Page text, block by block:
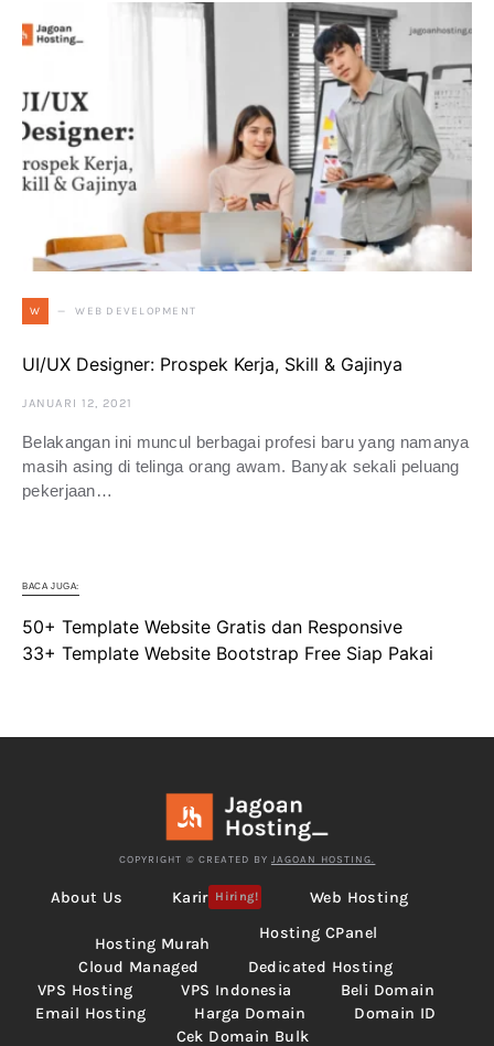
W WEB DEVELOPMENT
UI/UX Designer: Prospek Kerja, Skill & Gajinya
JANUARI 12, 2021
Belakangan ini muncul berbagai profesi baru yang namanya
masih asing di telinga orang awam. Banyak sekali peluang
pekerjaan…
BACA JUGA:
50+ Template Website Gratis dan Responsive
33+ Template Website Bootstrap Free Siap Pakai
COPYRIGHT © CREATED BY JAGOAN HOSTING.
About Us Karir Hiring! Web Hosting
Hosting Murah
Hosting CPanel
Cloud Managed
Dedicated Hosting
VPS Hosting
VPS Indonesia
Beli Domain
Email Hosting
Harga Domain
Domain ID
Cek Domain Bulk